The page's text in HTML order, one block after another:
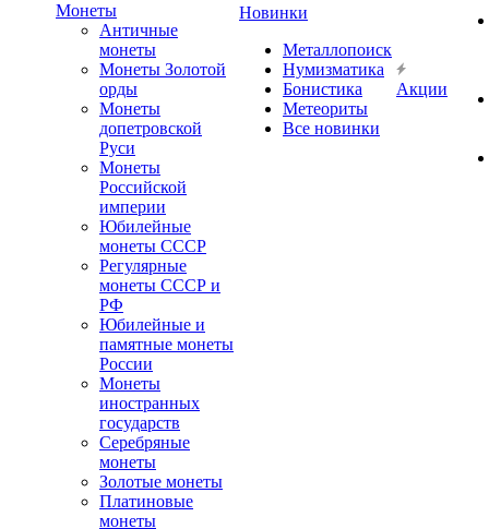
Монеты
Античные
монеты
Монеты Золотой
орды
Монеты
допетровской
Руси
Монеты
Российской
империи
Юбилейные
монеты СССР
Регулярные
монеты СССР и
РФ
Юбилейные и
памятные монеты
России
Монеты
иностранных
государств
Серебряные
монеты
Золотые монеты
Платиновые
монеты
Новинки
Металлопоиск
Нумизматика
Бонистика
Метеориты
Все новинки
Акции